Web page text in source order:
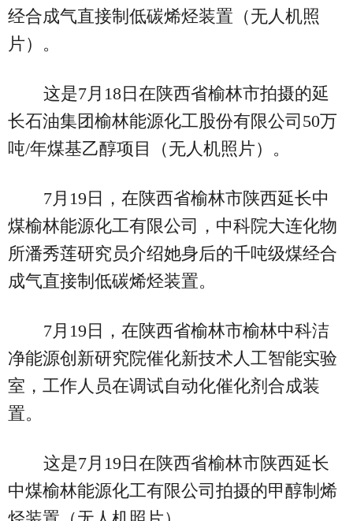
经合成气直接制低碳烯烃装置（无人机照
片）。
这是7月18日在陕西省榆林市拍摄的延
长石油集团榆林能源化工股份有限公司50万
吨/年煤基乙醇项目（无人机照片）。
7月19日，在陕西省榆林市陕西延长中
煤榆林能源化工有限公司，中科院大连化物
所潘秀莲研究员介绍她身后的千吨级煤经合
成气直接制低碳烯烃装置。
7月19日，在陕西省榆林市榆林中科洁
净能源创新研究院催化新技术人工智能实验
室，工作人员在调试自动化催化剂合成装
置。
这是7月19日在陕西省榆林市陕西延长
中煤榆林能源化工有限公司拍摄的甲醇制烯